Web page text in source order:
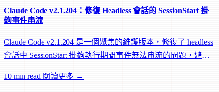
Claude Code v2.1.204：修復 Headless 會話的 SessionStart 掛
鉤事件串流
Claude Code v2.1.204 是一個聚焦的維護版本，修復了 headless
會話中 SessionStart 掛鉤執行期間事件無法串流的問題，避免
10 min read 閱讀更多 →